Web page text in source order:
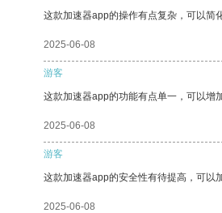
这款加速器app的操作有点复杂，可以简
2025-06-08
游客
这款加速器app的功能有点单一，可以增
2025-06-08
游客
这款加速器app的安全性有待提高，可以
2025-06-08